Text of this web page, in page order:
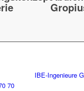
IBE-Ingenieure
70